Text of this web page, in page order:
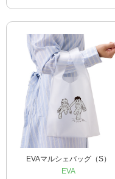
EVAマルシェバッグ（S）
EVA